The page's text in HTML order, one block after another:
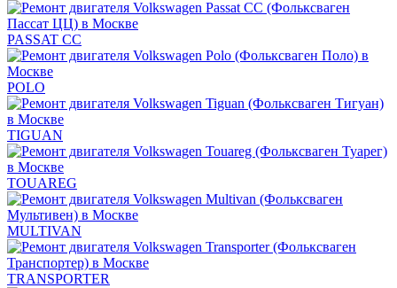
PASSAT CC
POLO
TIGUAN
TOUAREG
MULTIVAN
TRANSPORTER